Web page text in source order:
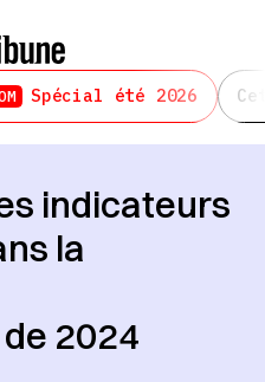
Spécial été 2026
indicateurs
la
2024